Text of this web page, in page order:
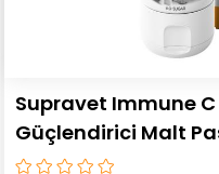
Supravet Immune C
Güçlendirici Malt